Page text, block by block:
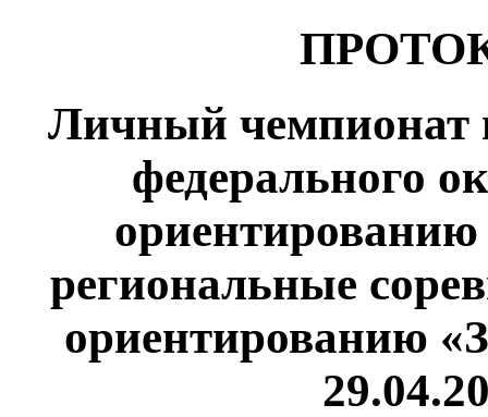
Личный чемпионат
федерального
региональные
ориентированию